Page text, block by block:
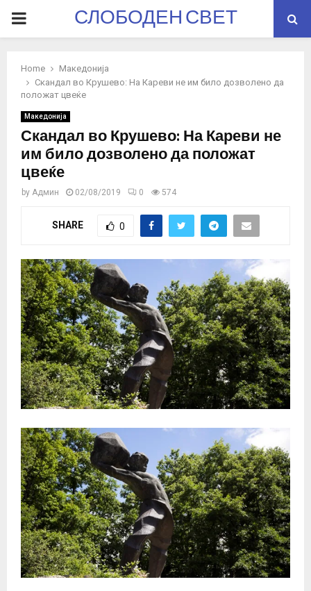
PRIMARYСЛОБОДЕН СВЕТ
Home
Македонија
Скандал во Крушево: На Кареви не им било дозволено да
положат цвеќе
Македонија
Скандал во Крушево: На Кареви не
им било дозволено да положат
цвеќе
by Админ 02/08/2019 0 574
SHARE 0